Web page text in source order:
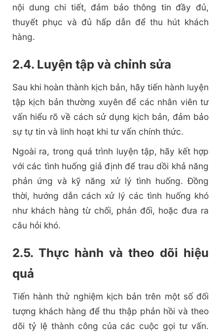
nội dung chi tiết, đảm bảo thông tin đầy đủ,
thuyết phục và đủ hấp dẫn để thu hút khách
hàng.
2.4. Luyện tập và chỉnh sửa
Sau khi hoàn thành kịch bản, hãy tiến hành luyện
tập kịch bản thường xuyên để các nhân viên tư
vấn hiểu rõ về cách sử dụng kịch bản, đảm bảo
sự tự tin và linh hoạt khi tư vấn chính thức.
Ngoài ra, trong quá trình luyện tập, hãy kết hợp
với các tình huống giả định để trau dồi khả năng
phản ứng và kỹ năng xử lý tình huống. Đồng
thời, hướng dẫn cách xử lý các tình huống khó
như khách hàng từ chối, phản đối, hoặc đưa ra
câu hỏi khó.
2.5. Thực hành và theo dõi hiệu
quả
Tiến hành thử nghiệm kịch bản trên một số đối
tượng khách hàng để thu thập phản hồi và theo
dõi tỷ lệ thành công của các cuộc gọi tư vấn.